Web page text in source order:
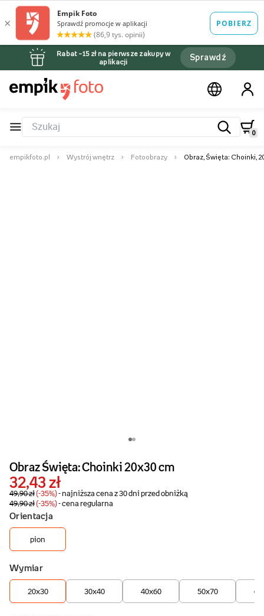
Rabat –15 zł na pierwsze zakupy w
aplikacji
Sprawdź
0
empikfoto.pl Wystrój wnętrz Fotoobrazy Obraz, Święta: Choinki,